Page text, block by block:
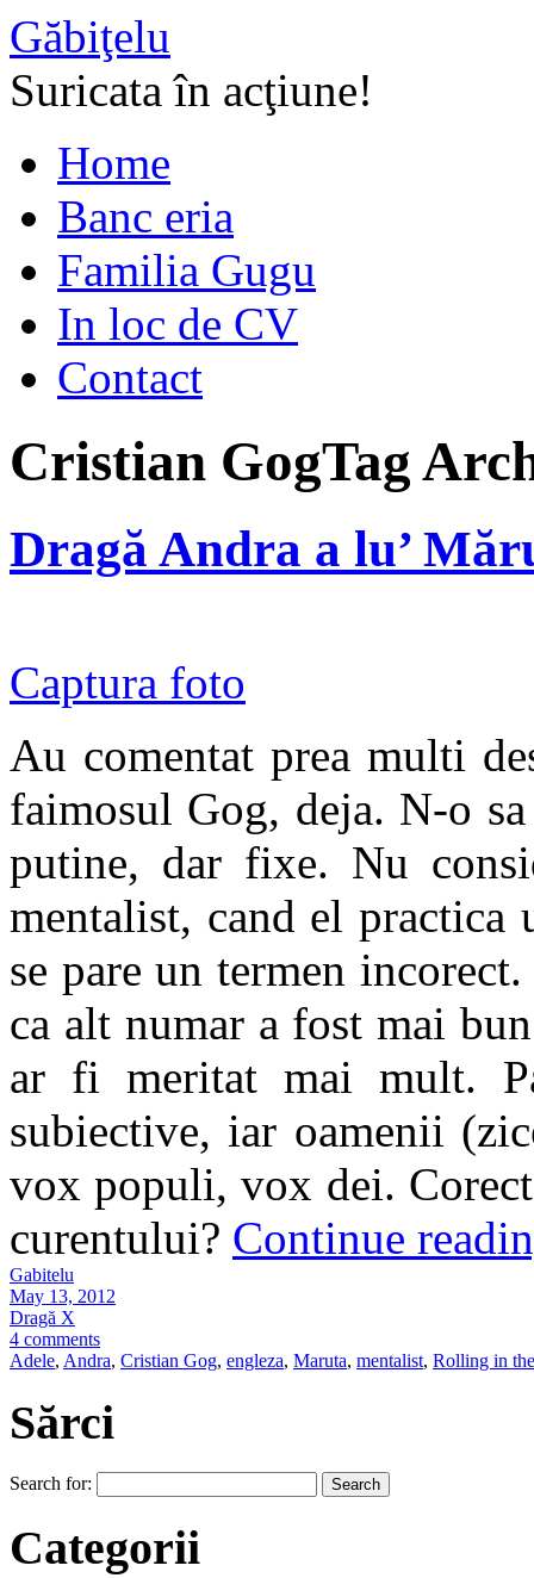
Găbiţelu
Suricata în acţiune!
Home
Banc eria
Familia Gugu
In loc de CV
Contact
Cristian GogTag
Dragă Andra a lu’
Captura foto
Au comentat prea multi
faimosul Gog, deja. N-o
putine, dar fixe. Nu
mentalist, cand el
se pare un termen
ca alt numar a fost mai
ar fi meritat mai mult.
subiective, iar oamenii
vox populi, vox dei.
curentului? Continue
Gabitelu
May 13, 2012
Dragă X
4 comments
Adele, Andra, Cristian Gog, engleza, Maruta, mentalist, Rolling in
Sărci
Search for:
Categorii